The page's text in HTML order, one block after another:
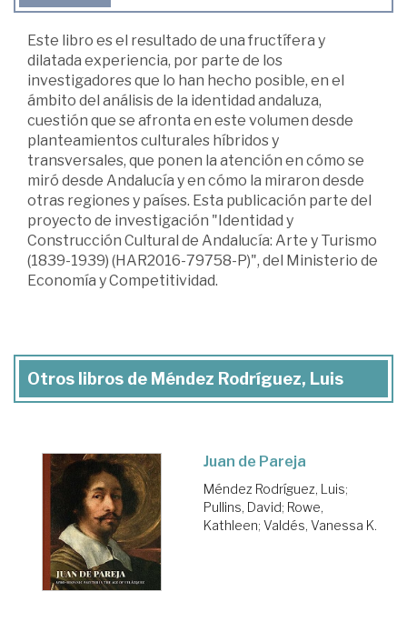
Este libro es el resultado de una fructífera y
dilatada experiencia, por parte de los
investigadores que lo han hecho posible, en el
ámbito del análisis de la identidad andaluza,
cuestión que se afronta en este volumen desde
planteamientos culturales híbridos y
transversales, que ponen la atención en cómo se
miró desde Andalucía y en cómo la miraron desde
otras regiones y países. Esta publicación parte del
proyecto de investigación "Identidad y
Construcción Cultural de Andalucía: Arte y Turismo
(1839-1939) (HAR2016-79758-P)", del Ministerio de
Economía y Competitividad.
Otros libros de Méndez Rodríguez, Luis
Juan de Pareja
Méndez Rodríguez, Luis;
Pullins, David; Rowe,
Kathleen; Valdés, Vanessa K.